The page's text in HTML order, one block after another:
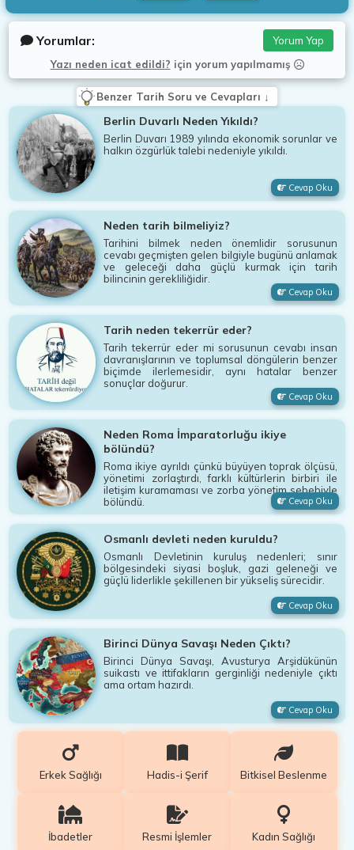
Yorumlar:
Yazı neden icat edildi? için yorum yapılmamış
Yorum Yap
Benzer Tarih Soru ve Cevapları ↓
Berlin Duvarlı Neden Yıkıldı?
Berlin Duvarı 1989 yılında ekonomik sorunlar ve
halkın özgürlük talebi nedeniyle yıkıldı.
Cevap Oku
Neden tarih bilmeliyiz?
Tarihini bilmek neden önemlidir sorusunun
cevabı geçmişten gelen bilgiyle bugünü anlamak
ve geleceği daha güçlü kurmak için tarih
bilincinin gerekliliğidir.
Cevap Oku
Tarih neden tekerrür eder?
Tarih tekerrür eder mi sorusunun cevabı insan
davranışlarının ve toplumsal döngülerin benzer
biçimde ilerlemesidir, aynı hatalar benzer
sonuçlar doğurur.
Cevap Oku
Neden Roma İmparatorluğu ikiye
bölündü?
Roma ikiye ayrıldı çünkü büyüyen toprak ölçüsü,
yönetimi zorlaştırdı, farklı kültürlerin birbiri ile
iletişim kuramaması ve zorba yönetim sebebiyle
bölündü.
Cevap Oku
Osmanlı devleti neden kuruldu?
Osmanlı Devletinin kuruluş nedenleri; sınır
bölgesindeki siyasi boşluk, gazi geleneği ve
güçlü liderlikle şekillenen bir yükseliş sürecidir.
Cevap Oku
Birinci Dünya Savaşı Neden Çıktı?
Birinci Dünya Savaşı, Avusturya Arşidükünün
suikastı ve ittifakların gerginliği nedeniyle çıktı
ama ortam hazırdı.
Cevap Oku
Erkek Sağlığı Hadis-i Şerif Bitkisel Beslenme
İbadetler Resmi İşlemler Kadın Sağlığı